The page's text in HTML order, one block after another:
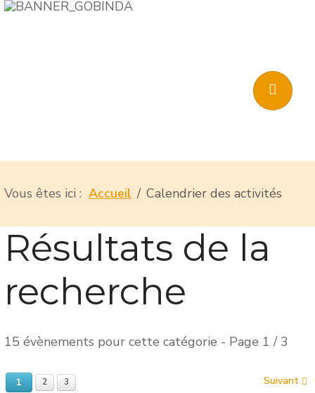
Vous êtes ici :Accueil Calendrier des activités
Résultats de la
recherche
15 évènements pour cette catégorie - Page 1 / 3
1 2 3 Suivant